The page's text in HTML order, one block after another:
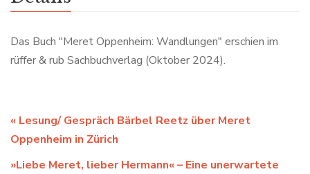
Das Buch "Meret Oppenheim: Wandlungen" erschien im
rüffer & rub Sachbuchverlag (Oktober 2024).
« Lesung/ Gespräch Bärbel Reetz über Meret
Oppenheim in Zürich
»Liebe Meret, lieber Hermann« – Eine unerwartete